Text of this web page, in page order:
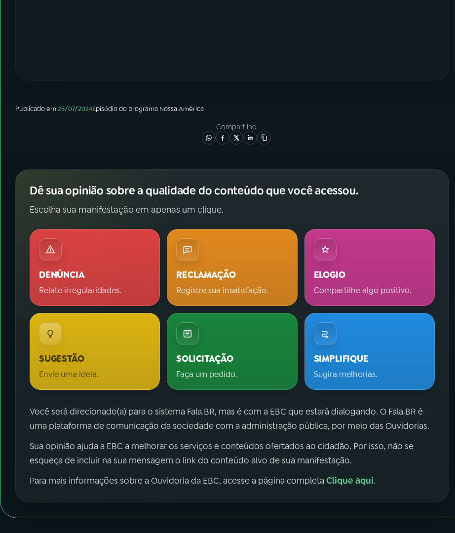
Publicado em25/07/2024Episódiodo programa Nossa América
Compartilhe
Dê sua opinião sobre a qualidade do conteúdo que você acessou.
Escolha sua manifestação em apenas um clique.
DENÚNCIA
Relate irregularidades.
RECLAMAÇÃO
Registre sua insatisfação.
ELOGIO
Compartilhe algo positivo.
SUGESTÃO
Envie uma ideia.
SOLICITAÇÃO
Faça um pedido.
SIMPLIFIQUE
Sugira melhorias.
Você será direcionado(a) para o sistema Fala.BR, mas é com a EBC que estará dialogando. O Fala.BR é
uma plataforma de comunicação da sociedade com a administração pública, por meio das Ouvidorias.
Sua opinião ajuda a EBC a melhorar os serviços e conteúdos ofertados ao cidadão. Por isso, não se
esqueça de incluir na sua mensagem o link do conteúdo alvo de sua manifestação.
Para mais informações sobre a Ouvidoria da EBC, acesse a página completaClique aqui.